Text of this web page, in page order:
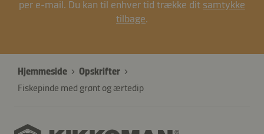
per e-mail. Du kan til enhver tid trække dit samtykke
tilbage.
Hjemmeside
Opskrifter
Fiskepinde med grønt og ærtedip